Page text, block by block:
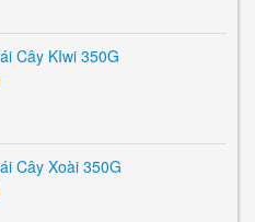
Cây KIwi 350G
Cây Xoài 350G